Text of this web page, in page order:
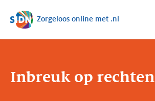
Sla navigatie over
Zorgeloos online met .nl
Inbreuk op rechten